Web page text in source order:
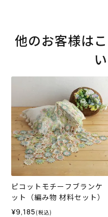
他のお客様は
ピコットモチーフブランケ
ット（編み物 材料セット）
¥9,185 (税込)